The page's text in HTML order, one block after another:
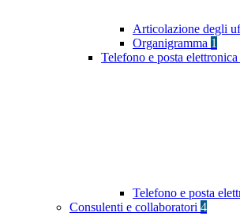
Articolazione degli
Organigramma 1
Telefono e posta elettronica
Telefono e posta
Consulenti e collaboratori 4